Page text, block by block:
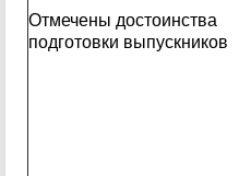
Отмечены достоинства
подготовки выпускников